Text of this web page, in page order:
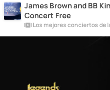
James Brown and BB
Concert Free
Los mejores conciertos de